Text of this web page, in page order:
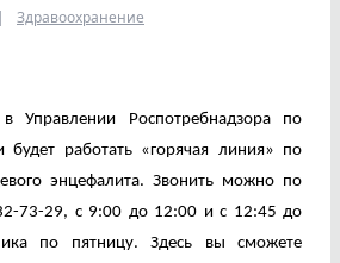
| Здравоохранение
Роспотребнадзора по
будет работать «горячая линия» по
энцефалита. Звонить можно по
73-29, с 9:00 до 12:00 и с 12:45 до
по пятницу. Здесь вы сможете